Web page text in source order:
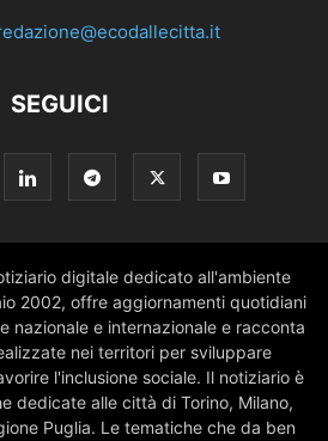
SEGUICI
digitale dedicato all'ambiente
2002, offre aggiornamenti quotidiani
nazionale e internazionale e racconta
nei territori per sviluppare
l'inclusione sociale. Il notiziario è
dedicate alle città di Torino, Milano,
Puglia. Le tematiche che da ben